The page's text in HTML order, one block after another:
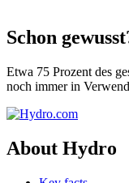
Schon
Etwa 75 Prozent des
noch immer in
About Hydro